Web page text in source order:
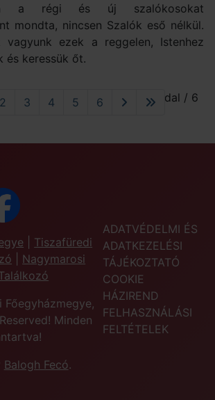
a régi és új szalókosokat
mondta, nincsen Szalók eső nélkül.
ezek a reggelen, Istenhez
és keressük őt.
1. oldal / 6
2 3 4 5 6
Tiszafüredi
Nagymarosi
Minden
Balogh Fecó.
ADATVÉDELMI ÉS
ADATKEZELÉSI
TÁJÉKOZTATÓ
COOKIE
HÁZIREND
FELHASZNÁLÁSI
FELTÉTELEK